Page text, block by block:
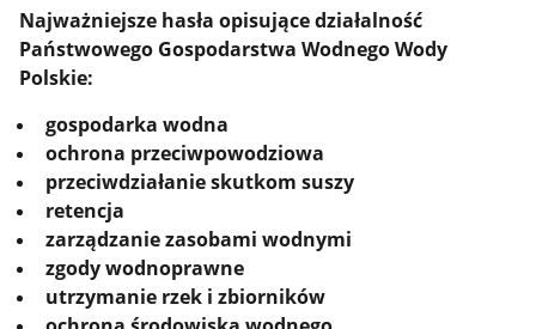
Najważniejsze hasła opisujące działalność
Państwowego Gospodarstwa Wodnego Wody
Polskie:
gospodarka wodna
ochrona przeciwpowodziowa
przeciwdziałanie skutkom suszy
retencja
zarządzanie zasobami wodnymi
zgody wodnoprawne
utrzymanie rzek i zbiorników